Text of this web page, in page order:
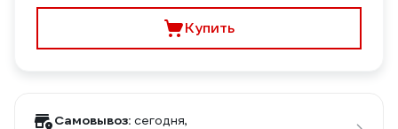
Купить
Самовывоз: сегодня,